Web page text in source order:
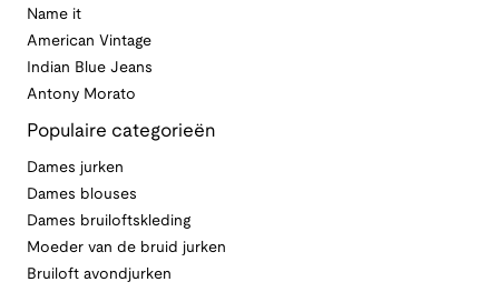
Name it
American Vintage
Indian Blue Jeans
Antony Morato
Populaire categorieën
Dames jurken
Dames blouses
Dames bruiloftskleding
Moeder van de bruid jurken
Bruiloft avondjurken